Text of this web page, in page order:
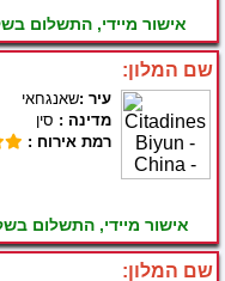
אישור מיידי, התשלום
שם המלון:
עיר :שאנגחאי
מדינה : סין
רמת אירוח :
אישור מיידי, התשלום
שם המלון: